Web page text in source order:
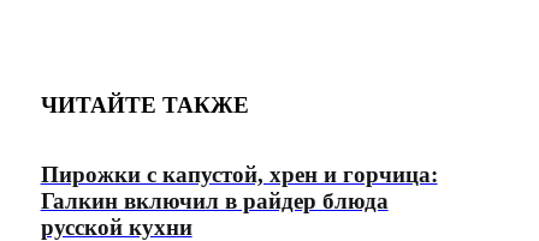
ЧИТАЙТЕ ТАКЖЕ
Пирожки с капустой, хрен и горчица:
Галкин включил в райдер блюда
русской кухни